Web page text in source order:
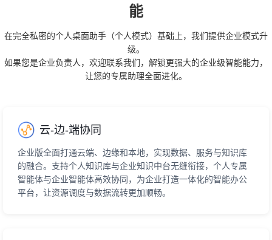
能
在完全私密的个人桌面助手（个人模式）基础上，我们提供企业模式升
级。
如果您是企业负责人，欢迎联系我们，解锁更强大的企业级智能能力，
让您的专属助理全面进化。
云-边-端协同
企业版全面打通云端、边缘和本地，实现数据、服务与知识库
的融合。支持个人知识库与企业知识中台无缝衔接，个人专属
智能体与企业智能体高效协同，为企业打造一体化的智能办公
平台，让资源调度与数据流转更加顺畅。